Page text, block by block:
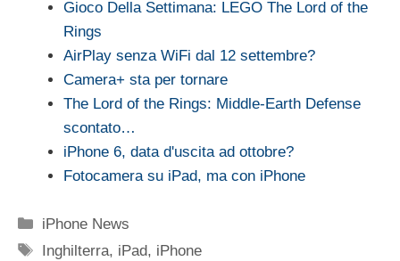
Gioco Della Settimana: LEGO The Lord of the
Rings
AirPlay senza WiFi dal 12 settembre?
Camera+ sta per tornare
The Lord of the Rings: Middle-Earth Defense
scontato…
iPhone 6, data d'uscita ad ottobre?
Fotocamera su iPad, ma con iPhone
Categorie
iPhone News
Tag
Inghilterra, iPad, iPhone